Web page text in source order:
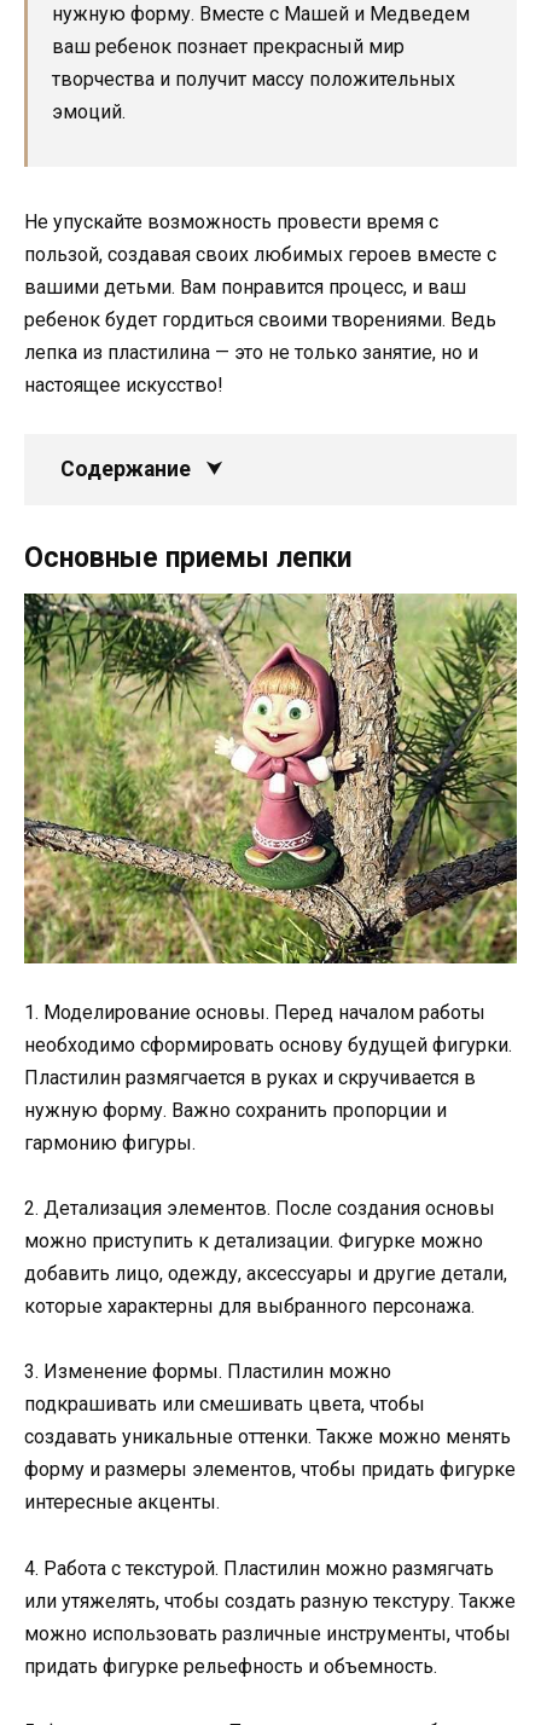
нужную форму. Вместе с Машей и Медведем
ваш ребенок познает прекрасный мир
творчества и получит массу положительных
эмоций.
Не упускайте возможность провести время с
пользой, создавая своих любимых героев вместе с
вашими детьми. Вам понравится процесс, и ваш
ребенок будет гордиться своими творениями. Ведь
лепка из пластилина — это не только занятие, но и
настоящее искусство!
Содержание
Основные приемы лепки
1. Моделирование основы. Перед началом работы
необходимо сформировать основу будущей фигурки.
Пластилин размягчается в руках и скручивается в
нужную форму. Важно сохранить пропорции и
гармонию фигуры.
2. Детализация элементов. После создания основы
можно приступить к детализации. Фигурке можно
добавить лицо, одежду, аксессуары и другие детали,
которые характерны для выбранного персонажа.
3. Изменение формы. Пластилин можно
подкрашивать или смешивать цвета, чтобы
создавать уникальные оттенки. Также можно менять
форму и размеры элементов, чтобы придать фигурке
интересные акценты.
4. Работа с текстурой. Пластилин можно размягчать
или утяжелять, чтобы создать разную текстуру. Также
можно использовать различные инструменты, чтобы
придать фигурке рельефность и объемность.